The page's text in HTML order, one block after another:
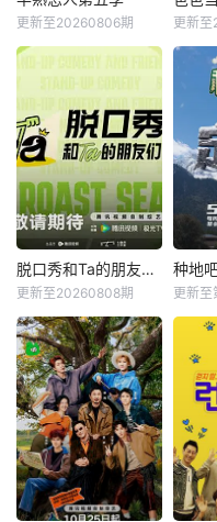
更新至20260806期 更新
脱口秀和Ta的朋友们第三季
更新至20260808期
种地
更新